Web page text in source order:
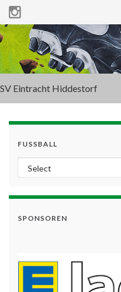
SV Eintracht Hiddestorf
FUSSBALL
SPONSOREN